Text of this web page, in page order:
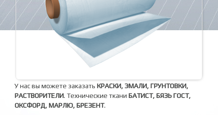
У нас вы можете заказать КРАСКИ, ЭМАЛИ, ГРУНТОВКИ,
РАСТВОРИТЕЛИ. Технические ткани БАТИСТ, БЯЗЬ ГОСТ,
ОКСФОРД, МАРЛЮ, БРЕЗЕНТ.